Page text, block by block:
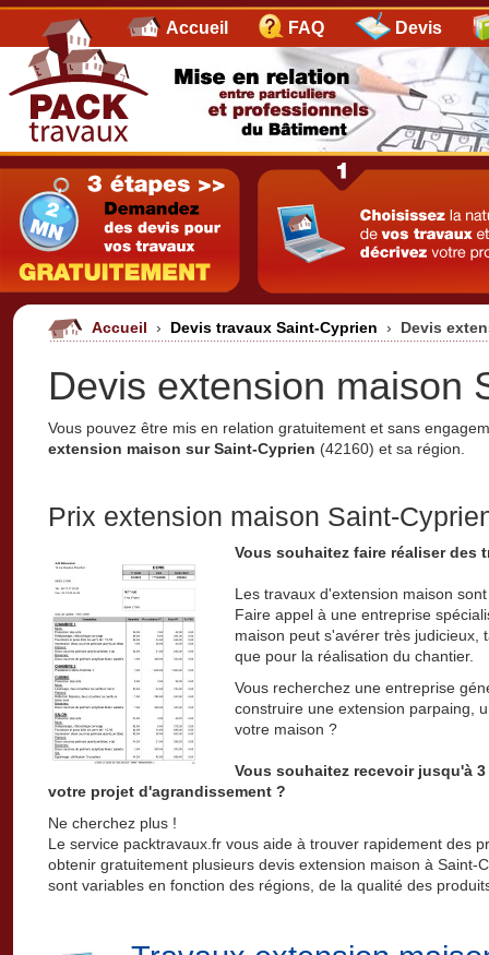
Accueil FAQ Devis
Accueil › Devis travaux Saint-Cyprien › Devis
Devis extension maison
Vous pouvez être mis en relation gratuitement et sans
extension maison sur Saint-Cyprien (42160) et sa région.
Prix extension maison Saint-
Vous souhaitez faire réaliser des
Les travaux d'extension maison
Faire appel à une entreprise
maison peut s'avérer très judicieux,
que pour la réalisation du chantier.
Vous recherchez une entreprise
construire une extension parpaing,
votre maison ?
Vous souhaitez recevoir jusqu'à
votre projet d'agrandissement ?
Ne cherchez plus !
Le service packtravaux.fr vous aide à trouver rapidement des
obtenir gratuitement plusieurs devis extension maison à Saint-
sont variables en fonction des régions, de la qualité des